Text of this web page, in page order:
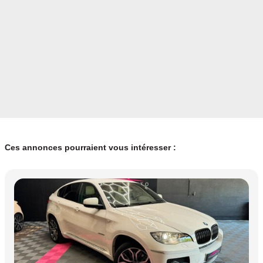
Ces annonces pourraient vous intéresser :